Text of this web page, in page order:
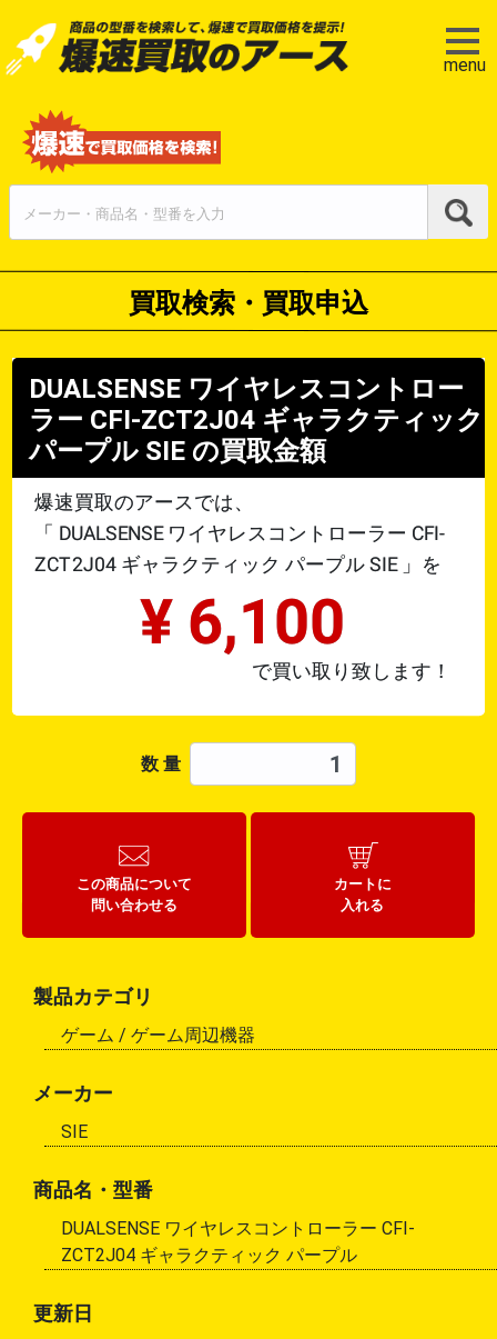
menu
買取検索・買取申込
DUALSENSE ワイヤレスコントロー
ラー CFI-ZCT2J04 ギャラクティック
パープル SIE の買取金額
爆速買取のアースでは、
「 DUALSENSE ワイヤレスコントローラー CFI-
ZCT2J04 ギャラクティック パープル SIE」を
¥ 6,100
で買い取り致します！
数 量
この商品について
問い合わせる
カートに
入れる
製品カテゴリ
ゲーム / ゲーム周辺機器
メーカー
SIE
商品名・型番
DUALSENSE ワイヤレスコントローラー CFI-
ZCT2J04 ギャラクティック パープル
更新日